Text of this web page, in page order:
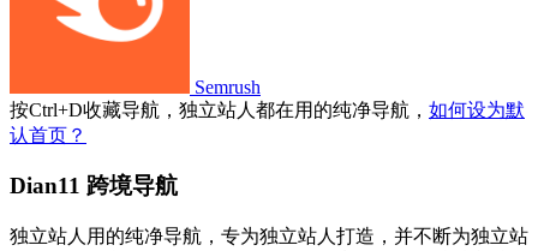
Semrush
按Ctrl+D收藏导航，独立站人都在用的纯净导航， 如何设为默
认首页？
Dian11 跨境导航
独立站人用的纯净导航，专为独立站人打造，并不断为独立站